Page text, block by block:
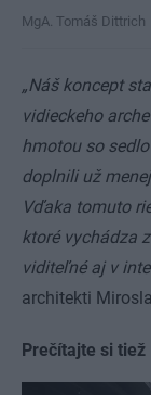
MgA. Tomáš Dittrich
„Náš koncept
vidieckeho
hmotou so
doplnili už
Vďaka tomuto
ktoré vychádza
viditeľné aj v
architekti
Prečítajte si tiež